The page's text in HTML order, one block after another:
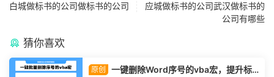
白城做标书的公司做标书的公司
应城做标书的公司武汉做标书的
公司有哪些
猜你喜欢
原创
一键删除Word序号的vba宏，提升标